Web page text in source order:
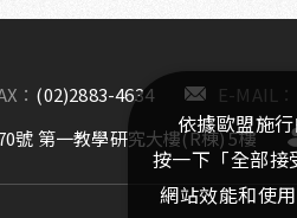
： (02)2883-4634 E-MAIL：
號 第一教學研究大樓(R棟) 5樓
依據歐盟施
按一下「全部接
網站效能和使